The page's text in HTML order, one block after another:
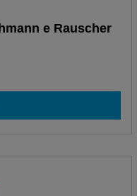
e Rauscher